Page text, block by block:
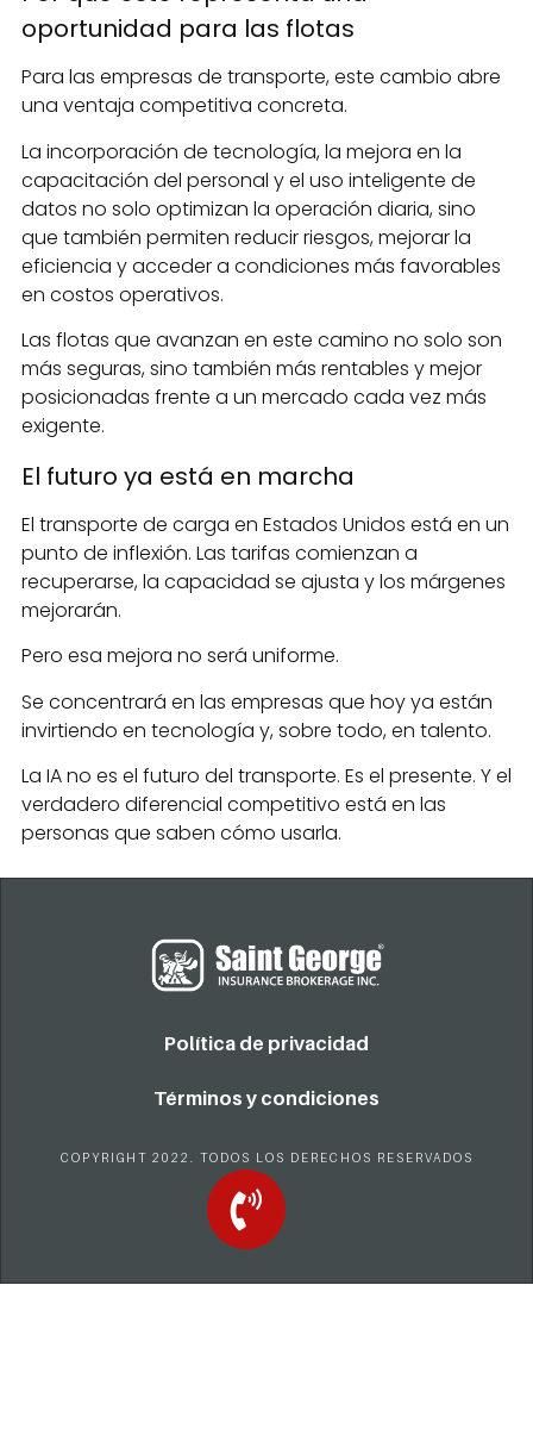
oportunidad para las flotas
Para las empresas de transporte, este cambio abre
una ventaja competitiva concreta.
La incorporación de tecnología, la mejora en la
capacitación del personal y el uso inteligente de
datos no solo optimizan la operación diaria, sino
que también permiten reducir riesgos, mejorar la
eficiencia y acceder a condiciones más favorables
en costos operativos.
Las flotas que avanzan en este camino no solo son
más seguras, sino también más rentables y mejor
posicionadas frente a un mercado cada vez más
exigente.
El futuro ya está en marcha
El transporte de carga en Estados Unidos está en un
punto de inflexión. Las tarifas comienzan a
recuperarse, la capacidad se ajusta y los márgenes
mejorarán.
Pero esa mejora no será uniforme.
Se concentrará en las empresas que hoy ya están
invirtiendo en tecnología y, sobre todo, en talento.
La IA no es el futuro del transporte. Es el presente. Y el
verdadero diferencial competitivo está en las
personas que saben cómo usarla.
Política de privacidad
Términos y condiciones
COPYRIGHT 2022. TODOS LOS DERECHOS RESERVADOS